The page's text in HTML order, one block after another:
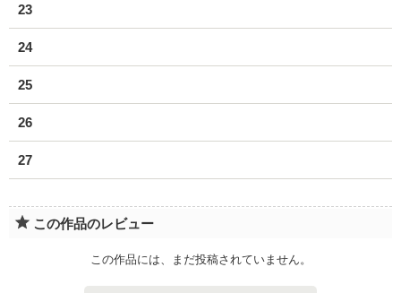
23
24
25
26
27
この作品のレビュー
この作品には、まだ投稿されていません。